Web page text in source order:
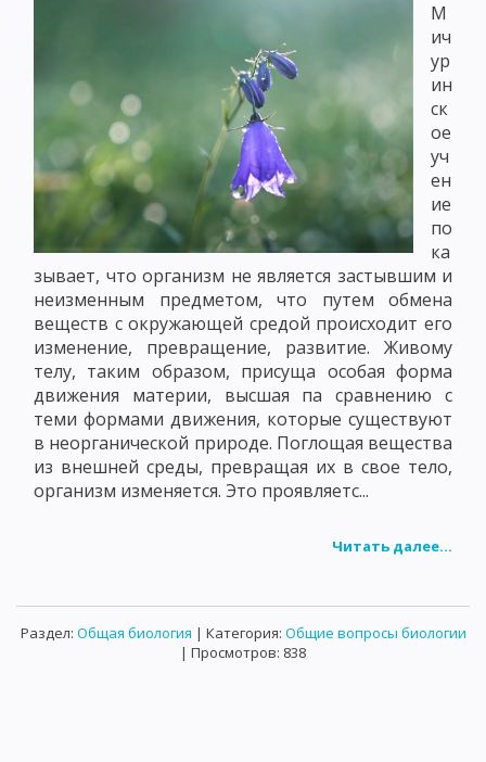
М
ич
ур
ин
ск
ое
уч
ен
ие
по
ка
зывает, что организм не является застывшим и
неизменным предметом, что путем обмена
веществ с окружающей средой происходит его
изменение, превращение, развитие. Живому
телу, таким образом, присуща особая форма
движения материи, высшая па сравнению с
теми формами движения, которые существуют
в неорганической природе. Поглощая вещества
из внешней среды, превращая их в свое тело,
организм изменяется. Это проявляетс...
Читать далее...
Раздел: Общая биология | Категория: Общие вопросы биологии
| Просмотров: 838